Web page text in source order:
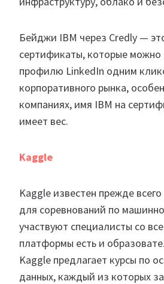
Бейджи IBM через Credly —
сертификаты, которые можно
профилю LinkedIn одним
корпоративного рынка,
компаниях, имя IBM на
имеет вес.
Kaggle
Kaggle известен прежде
для соревнований по
участвуют специалисты со
платформы есть и
Kaggle предлагает курсы по
данных, каждый из которых